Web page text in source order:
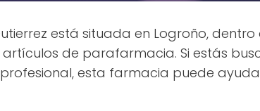
está situada en Logroño,
de parafarmacia. Si estás
esta farmacia puede